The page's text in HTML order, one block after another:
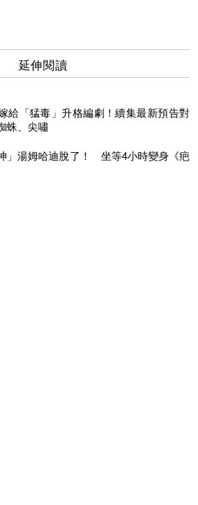
延伸閱讀
給「猛毒」升格編劇！續集最新預告對
蛛、尖嘯
」湯姆哈迪脫了！ 坐等4小時變身《疤